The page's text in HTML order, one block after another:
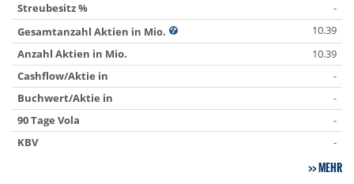
Streubesitz %
-
Gesamtanzahl Aktien in Mio.
10.39
Anzahl Aktien in Mio.
10.39
Cashflow/Aktie in
-
Buchwert/Aktie in
-
90 Tage Vola
-
KBV
-
MEHR